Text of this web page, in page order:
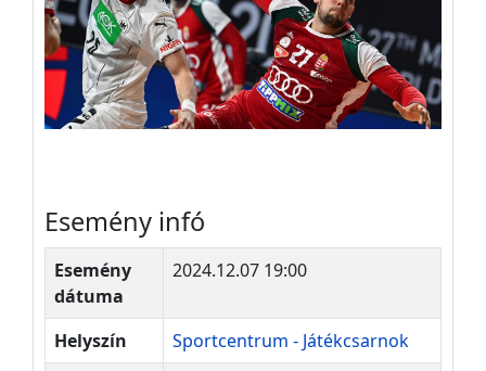
Esemény infó
Esemény
dátuma
2024.12.07 19:00
Helyszín
Sportcentrum - Játékcsarnok